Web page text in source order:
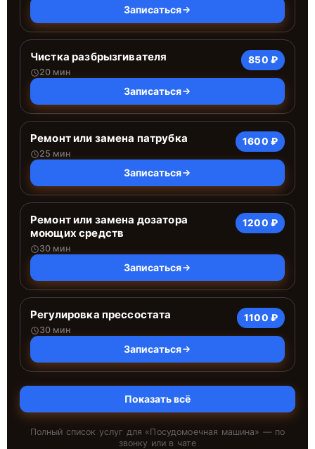
Записаться
Чистка разбрызгивателя
20 мин
850 ₽
Записаться
Ремонт или замена патрубка
25 мин
1600 ₽
Записаться
Ремонт или замена дозатора
моющих средств
30 мин
1200 ₽
Записаться
Регулировка прессостата
30 мин
1100 ₽
Записаться
Показать всё
Полный список услуг для «Посудомоечная машина» — по
звонку или в чате